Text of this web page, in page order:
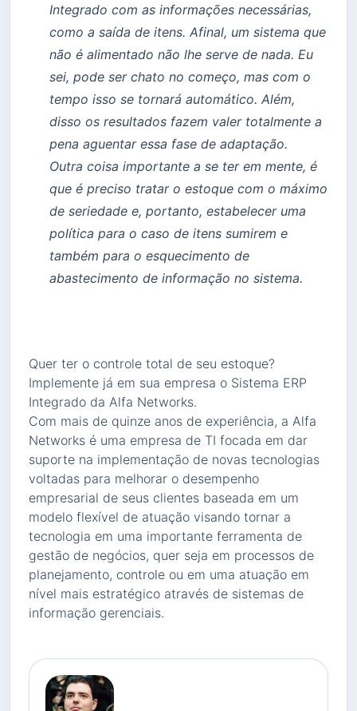
Integrado com as informações necessárias,
como a saída de itens. Afinal, um sistema que
não é alimentado não lhe serve de nada. Eu
sei, pode ser chato no começo, mas com o
tempo isso se tornará automático. Além,
disso os resultados fazem valer totalmente a
pena aguentar essa fase de adaptação.
Outra coisa importante a se ter em mente, é
que é preciso tratar o estoque com o máximo
de seriedade e, portanto, estabelecer uma
política para o caso de itens sumirem e
também para o esquecimento de
abastecimento de informação no sistema.
Quer ter o controle total de seu estoque?
Implemente já em sua empresa o Sistema ERP
Integrado da Alfa Networks.
Com mais de quinze anos de experiência, a Alfa
Networks é uma empresa de TI focada em dar
suporte na implementação de novas tecnologias
voltadas para melhorar o desempenho
empresarial de seus clientes baseada em um
modelo flexível de atuação visando tornar a
tecnologia em uma importante ferramenta de
gestão de negócios, quer seja em processos de
planejamento, controle ou em uma atuação em
nível mais estratégico através de sistemas de
informação gerenciais.